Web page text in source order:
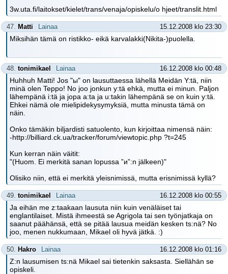
3w.uta.fi/laitokset/kielet/trans/venaja/opiskelu/o hjeet/translit.html
47. Matti Lainaa 15.12.2008 klo 23:30
Miksihän tämä on ristikko- eikä karvalakki(Nikita-)puolella.
48. tonimikael Lainaa 16.12.2008 klo 00:48
Huhhuh Matti! Jos "ы" on lausuttaessa lähellä Meidän Y:tä, niin
minä olen Teppo! No joo jonkun y:tä ehkä, mutta ei minun. Paljon
lähempänä i:tä ja jopa a:ta ja u:takin lähempänä se on kuin y:tä.
Ehkei nämä ole mielipidekysymyksiä, mutta minusta tämä on
näin.
Onko tämäkin biljardisti satuolento, kun kirjoittaa nimensä näin:
-http://billiard.ck.ua/tracker/forum/viewtopic.php ?t=245
Kun kerran näin väitit:
"(Huom. Ei merkitä sanan lopussa ”и”:n jälkeen)"
Olisiko niin, että ei merkitä yleisnimissä, mutta erisnimissä kyllä?
49. tonimikael Lainaa 16.12.2008 klo 00:55
Ja eihän me z:taakaan lausuta niin kuin venäläiset tai
englantilaiset. Mistä ihmeestä se Agrigola tai sen työnjatkaja on
saanut päähänsä, että se pitää lausua meidän kesken ts:nä? No
joo, menen nukkumaan, Mikael oli hyvä jätkä. :)
50. Hakro Lainaa 16.12.2008 klo 01:16
Z:n lausumisen ts:nä Mikael sai tietenkin saksasta. Siellähän se
opiskeli.